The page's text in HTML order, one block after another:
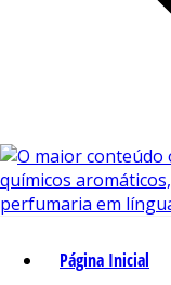
Página Inicial